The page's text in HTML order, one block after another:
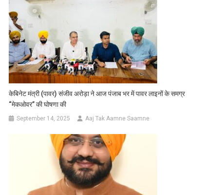
केबिनेट मंत्री (पावर) संजीव अरोड़ा ने आज पंजाब भर में पावर लाइनों के समग्र
“मेकओवर” की घोषणा की
September 14, 2025 Aaj Tak Aamne Saamne